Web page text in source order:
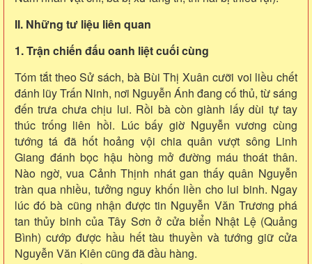
II. Những tư liệu liên quan
1. Trận chiến đấu oanh liệt cuối cùng
Tóm tắt theo Sử sách, bà Bùi Thị Xuân cưỡi voi liều chết
đánh lũy Trấn Ninh, nơi Nguyễn Ánh đang cố thủ, từ sáng
đến trưa chưa chịu lui. Rồi bà còn giành lấy dùi tự tay
thúc trống liên hồi. Lúc bấy giờ Nguyễn vương cùng
tướng tá đã hốt hoảng vội chia quân vượt sông Linh
Giang đánh bọc hậu hòng mở đường máu thoát thân.
Nào ngờ, vua Cảnh Thịnh nhát gan thấy quân Nguyễn
tràn qua nhiều, tưởng nguy khốn liền cho lui binh. Ngay
lúc đó bà cũng nhận được tin Nguyễn Văn Trương phá
tan thủy binh của Tây Sơn ở cửa biển Nhật Lệ (Quảng
Bình) cướp được hầu hết tàu thuyền và tướng giữ cửa
Nguyễn Văn Kiên cũng đã đầu hàng.